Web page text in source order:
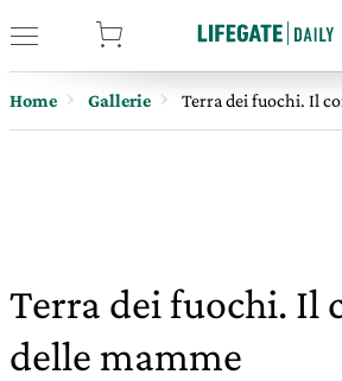
Home Gallerie Terra dei fuochi. Il
Terra dei fuochi. Il
delle mamme